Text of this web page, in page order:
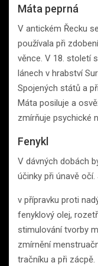
Máta peprná
V antickém Řecku
používala při
věnce. V 18. století
lánech v hrabství
Spojených států a
Máta posiluje a
zmírňuje psychické
Fenykl
V dávných dobách
účinky při únavě
v přípravku proti
fenyklový olej,
stimulování tvorby
zmírnění
tračníku a při zácpě.